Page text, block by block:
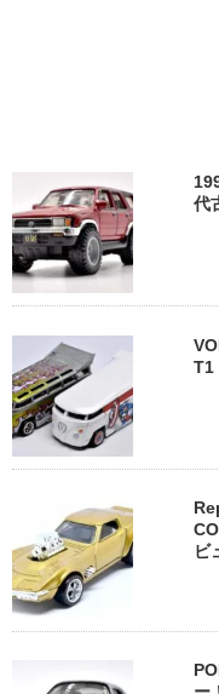
代
T1
ビ